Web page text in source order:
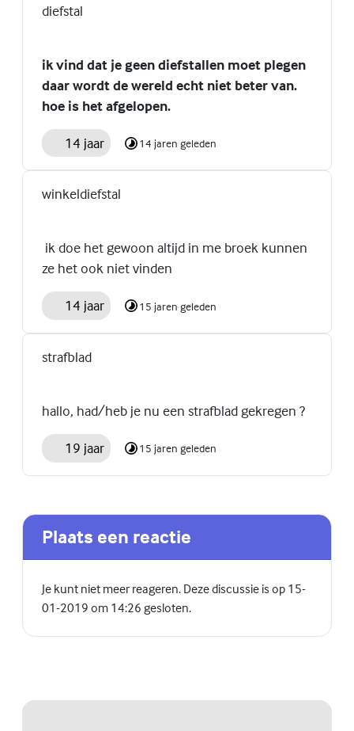
diefstal
ik vind dat je geen diefstallen moet plegen
daar wordt de wereld echt niet beter van.
hoe is het afgelopen.
14 jaar 14 jaren geleden
winkeldiefstal
ik doe het gewoon altijd in me broek kunnen
ze het ook niet vinden
14 jaar 15 jaren geleden
strafblad
hallo, had/heb je nu een strafblad gekregen ?
19 jaar 15 jaren geleden
Plaats een reactie
Je kunt niet meer reageren. Deze discussie is op 15-
01-2019 om 14:26 gesloten.